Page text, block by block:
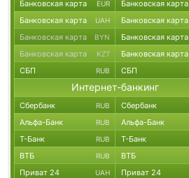
Банковская карта EUR Банковская карта
Банковская карта UAH Банковская карта
Банковская карта BYN Банковская карта
Банковская карта KZT Банковская карта
СБП RUB СБП
Интернет-банкинг
Сбербанк RUB Сбербанк
Альфа-Банк RUB Альфа-Банк
Т-Банк RUB Т-Банк
ВТБ RUB ВТБ
Приват 24 UAH Приват 24